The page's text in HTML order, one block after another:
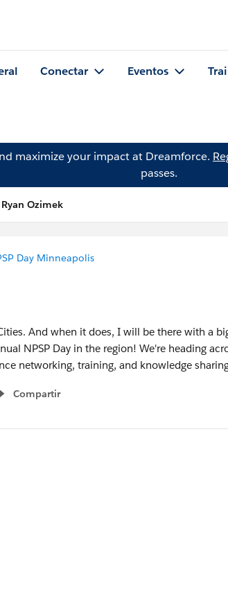
Conectar Eventos
maximize your impact at Dreamforce.
passes.
Ozimek
Day Minneapolis
And when it does, I will be there with a
NPSP Day in the region! We're heading
networking, training, and knowledge
Compartir
Show menu